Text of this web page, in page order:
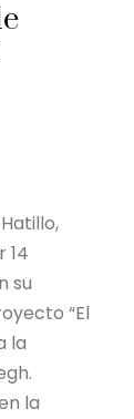
14
su
“El
la
la